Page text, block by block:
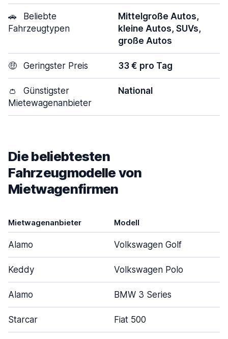
🚗
Beliebte
Fahrzeugtypen
Mittelgroße Autos,
kleine Autos, SUVs,
große Autos
🤑 Geringster Preis 33 € pro Tag
👛
Günstigster
Mietewagenanbieter
National
Die beliebtesten
Fahrzeugmodelle von
Mietwagenfirmen
Mietwagenanbieter Modell
Alamo Volkswagen Golf
Keddy Volkswagen Polo
Alamo BMW 3 Series
Starcar Fiat 500